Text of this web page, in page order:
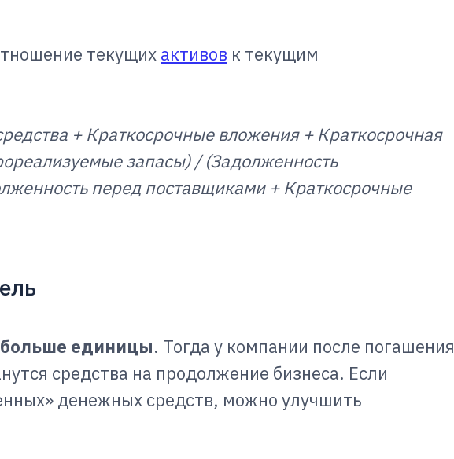
текущих активов к текущим
+ Краткосрочные вложения + Краткосрочная
запасы) / (Задолженность
перед поставщиками + Краткосрочные
больше единицы. Тогда у компании после погашения
средства на продолжение бизнеса. Если
денежных средств, можно улучшить